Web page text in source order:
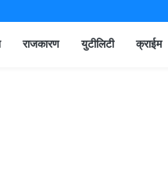
राजकारण युटीलिटी क्राईम